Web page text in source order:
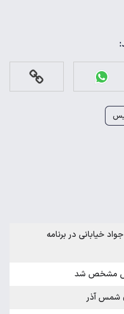
خیابانی در برنامه
مشخص شد
شمس آذر